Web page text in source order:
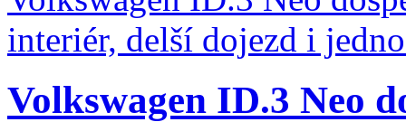
Volkswagen ID.3 Neo